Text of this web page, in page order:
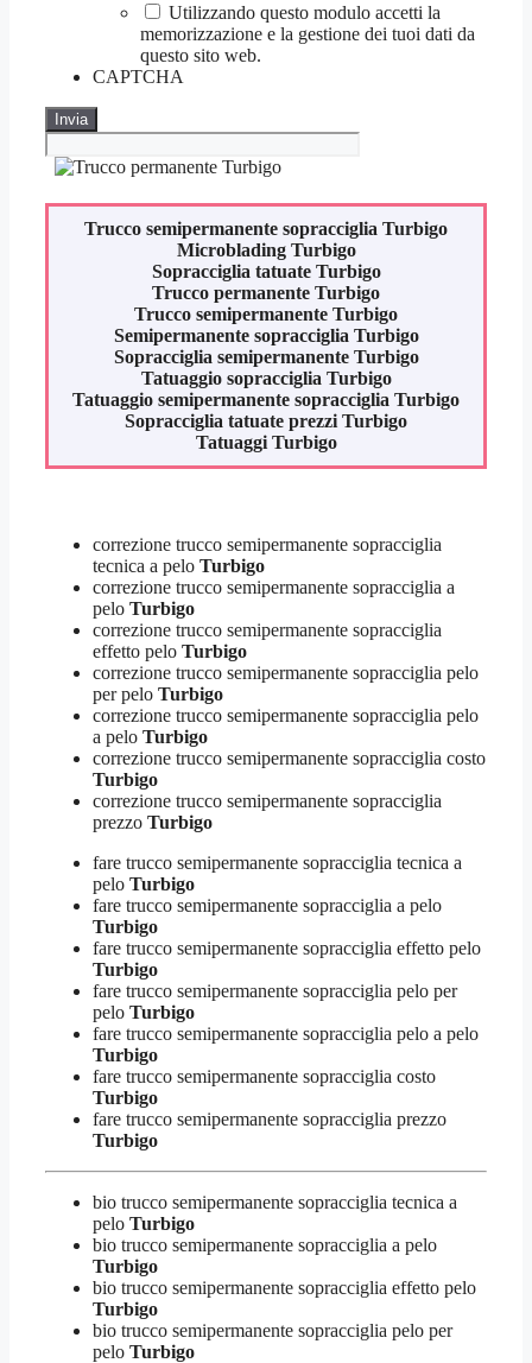
Utilizzando questo modulo accetti la
memorizzazione e la gestione dei tuoi dati da
questo sito web.
CAPTCHA
Trucco semipermanente sopracciglia Turbigo
MicrobladingTurbigo
Sopracciglia tatuate Turbigo
Trucco permanente Turbigo
Trucco semipermanente Turbigo
Semipermanente sopracciglia Turbigo
Sopracciglia semipermanente Turbigo
Tatuaggio sopracciglia Turbigo
Tatuaggio semipermanente sopracciglia Turbigo
Sopracciglia tatuate prezzi Turbigo
TatuaggiTurbigo
correzione trucco semipermanente sopracciglia
tecnica a pelo Turbigo
correzione trucco semipermanente sopracciglia a
pelo Turbigo
correzione trucco semipermanente sopracciglia
effetto pelo Turbigo
correzione trucco semipermanente sopracciglia pelo
per pelo Turbigo
correzione trucco semipermanente sopracciglia pelo
a pelo Turbigo
correzione trucco semipermanente sopracciglia costo
Turbigo
correzione trucco semipermanente sopracciglia
prezzo Turbigo
fare trucco semipermanente sopracciglia tecnica a
pelo Turbigo
fare trucco semipermanente sopracciglia a pelo
Turbigo
fare trucco semipermanente sopracciglia effetto pelo
Turbigo
fare trucco semipermanente sopracciglia pelo per
pelo Turbigo
fare trucco semipermanente sopracciglia pelo a pelo
Turbigo
fare trucco semipermanente sopracciglia costo
Turbigo
fare trucco semipermanente sopracciglia prezzo
Turbigo
bio trucco semipermanente sopracciglia tecnica a
pelo Turbigo
bio trucco semipermanente sopracciglia a pelo
Turbigo
bio trucco semipermanente sopracciglia effetto pelo
Turbigo
bio trucco semipermanente sopracciglia pelo per
pelo Turbigo